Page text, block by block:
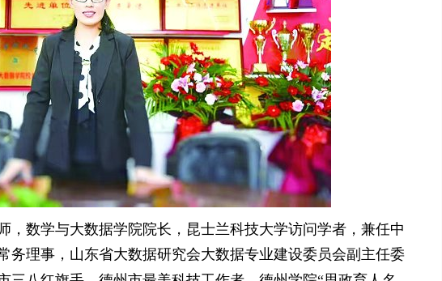
，数学与大数据学院院长，昆士兰科技大学访问学者，兼任中
务理事，山东省大数据研究会大数据专业建设委员会副主任委